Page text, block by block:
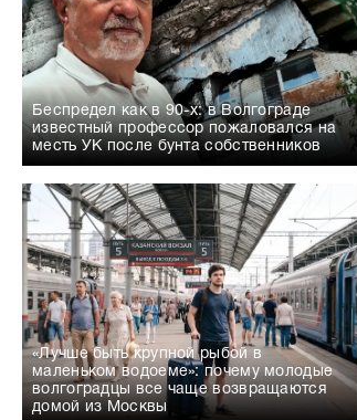
Беспредел как в 90-х: в Волгограде
известный профессор пожаловался на
месть УК после бунта собственников
«Лучше быть крупной рыбой в
маленьком водоеме»: почему молодые
волгоградцы все чаще возвращаются
домой из Москвы